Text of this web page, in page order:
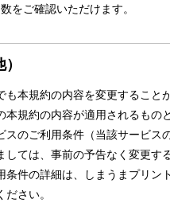
をご確認いただけます。
も本規約の内容を変更すること
本規約の内容が適用されるもの
スのご利用条件（当該サービス
しては、事前の予告なく変更す
条件の詳細は、しまうまプリン
さい。